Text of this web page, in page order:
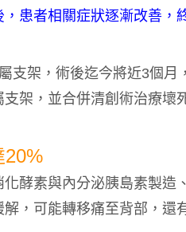
患者相關症狀逐漸改善，
支架，術後迄今將近3個
架，並合併清創術治療壞
20%
酵素與內分泌胰島素製造
，可能轉移痛至背部，還